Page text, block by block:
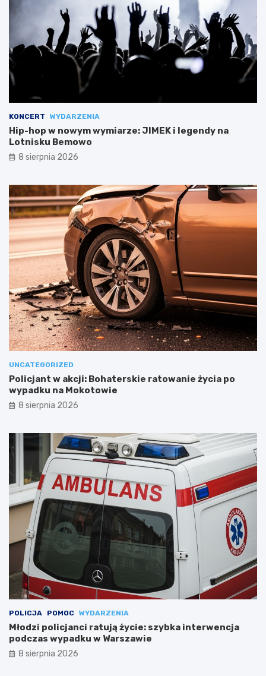
KONCERT WYDARZENIA
Hip-hop w nowym wymiarze: JIMEK i legendy na
Lotnisku Bemowo
8 sierpnia 2026
UNCATEGORIZED
Policjant w akcji: Bohaterskie ratowanie życia po
wypadku na Mokotowie
8 sierpnia 2026
POLICJA POMOC WYDARZENIA
Młodzi policjanci ratują życie: szybka interwencja
podczas wypadku w Warszawie
8 sierpnia 2026